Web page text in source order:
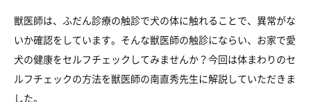
獣医師は、ふだん診療の触診で犬の体に触れることで、異常がな
いか確認をしています。そんな獣医師の触診にならい、お家で愛
犬の健康をセルフチェックしてみませんか？今回は体まわりのセ
ルフチェックの方法を獣医師の南直秀先生に解説していただきま
した。